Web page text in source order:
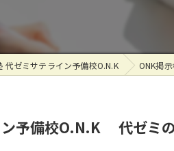
代ゼミサテライン予備校O.N.K ONK掲
備校O.N.K 代ゼミの